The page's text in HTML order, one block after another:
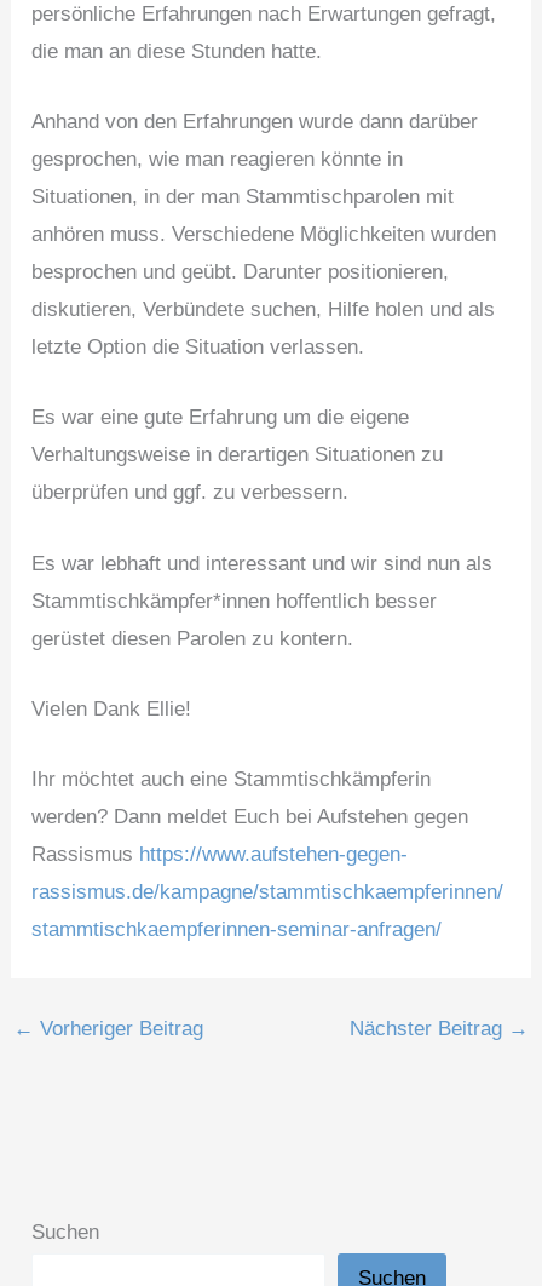
persönliche Erfahrungen nach Erwartungen gefragt,
die man an diese Stunden hatte.
Anhand von den Erfahrungen wurde dann darüber
gesprochen, wie man reagieren könnte in
Situationen, in der man Stammtischparolen mit
anhören muss. Verschiedene Möglichkeiten wurden
besprochen und geübt. Darunter positionieren,
diskutieren, Verbündete suchen, Hilfe holen und als
letzte Option die Situation verlassen.
Es war eine gute Erfahrung um die eigene
Verhaltungsweise in derartigen Situationen zu
überprüfen und ggf. zu verbessern.
Es war lebhaft und interessant und wir sind nun als
Stammtischkämpfer*innen hoffentlich besser
gerüstet diesen Parolen zu kontern.
Vielen Dank Ellie!
Ihr möchtet auch eine Stammtischkämpferin
werden? Dann meldet Euch bei Aufstehen gegen
Rassismus https://www.aufstehen-gegen-
rassismus.de/kampagne/stammtischkaempferinnen/
stammtischkaempferinnen-seminar-anfragen/
← Vorheriger Beitrag Nächster Beitrag →
Suchen
Suchen